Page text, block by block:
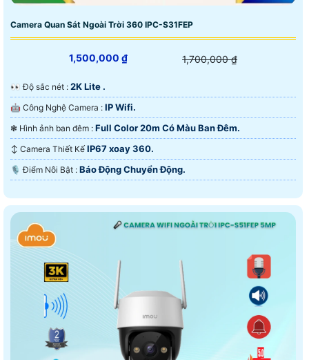
Camera Quan Sát Ngoài Trời 360 IPC-S31FEP
1,500,000 ₫ 1,700,000 ₫
️👀 Độ sắc nét : 2K Lite .
🤖️ Công Nghệ Camera : IP Wifi.
❃ Hình ảnh ban đêm : Full Color 20m Có Màu Ban Ðêm.
↕️ Camera Thiết Kế IP67 xoay 360.
️🎙 Điểm Nỗi Bật : Báo Động Chuyển Động.